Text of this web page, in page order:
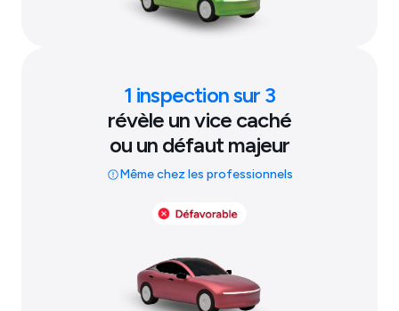
1 inspection sur 3
révèle un vice caché
ou un défaut majeur
Même chez les professionnels